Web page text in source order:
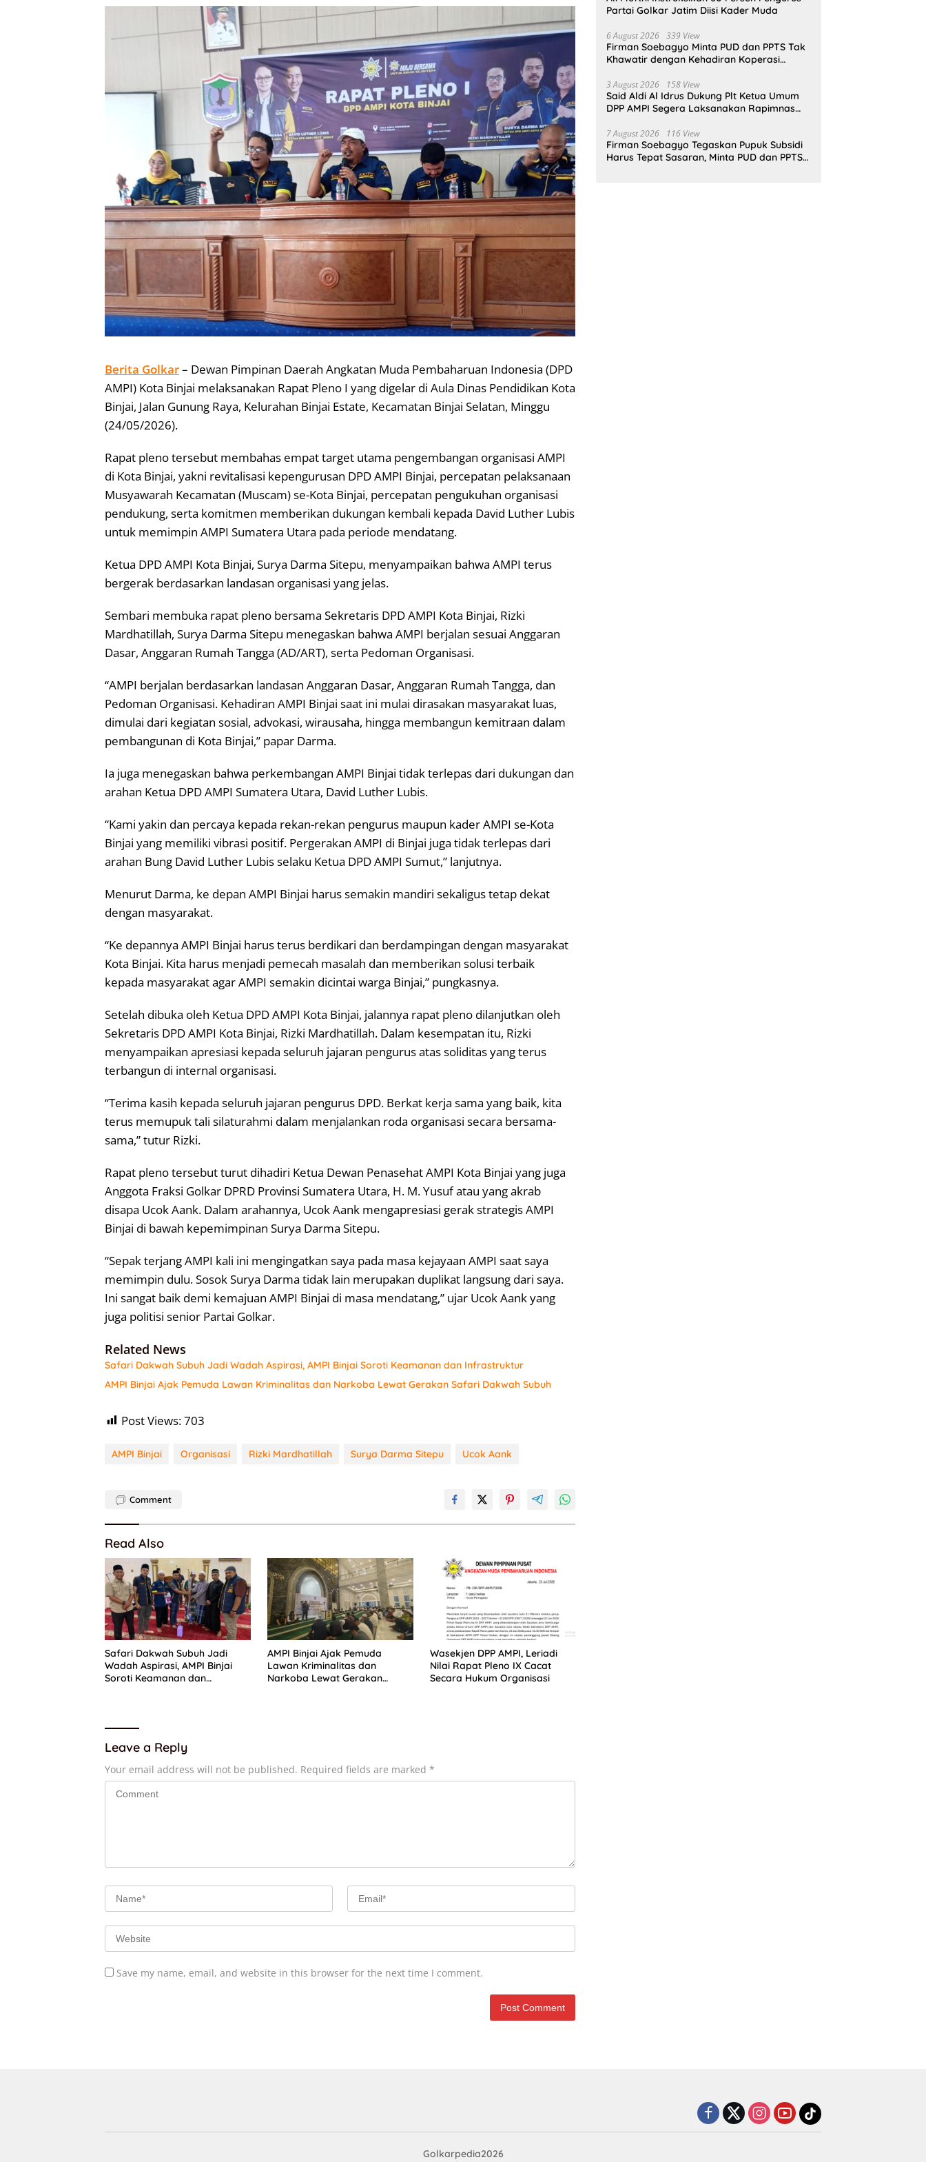
Berita Golkar– Dewan Pimpinan Daerah Angkatan Muda Pembaharuan Indonesia (DPD
AMPI) Kota Binjai melaksanakan Rapat Pleno I yang digelar di Aula Dinas Pendidikan Kota
Binjai, Jalan Gunung Raya, Kelurahan Binjai Estate, Kecamatan Binjai Selatan, Minggu
(24/05/2026).
Rapat pleno tersebut membahas empat target utama pengembangan organisasi AMPI
di Kota Binjai, yakni revitalisasi kepengurusan DPD AMPI Binjai, percepatan pelaksanaan
Musyawarah Kecamatan (Muscam) se-Kota Binjai, percepatan pengukuhan organisasi
pendukung, serta komitmen memberikan dukungan kembali kepada David Luther Lubis
untuk memimpin AMPI Sumatera Utara pada periode mendatang.
Ketua DPD AMPI Kota Binjai, Surya Darma Sitepu, menyampaikan bahwa AMPI terus
bergerak berdasarkan landasan organisasi yang jelas.
Sembari membuka rapat pleno bersama Sekretaris DPD AMPI Kota Binjai, Rizki
Mardhatillah, Surya Darma Sitepu menegaskan bahwa AMPI berjalan sesuai Anggaran
Dasar, Anggaran Rumah Tangga (AD/ART), serta Pedoman Organisasi.
“AMPI berjalan berdasarkan landasan Anggaran Dasar, Anggaran Rumah Tangga, dan
Pedoman Organisasi. Kehadiran AMPI Binjai saat ini mulai dirasakan masyarakat luas,
dimulai dari kegiatan sosial, advokasi, wirausaha, hingga membangun kemitraan dalam
pembangunan di Kota Binjai,” papar Darma.
Ia juga menegaskan bahwa perkembangan AMPI Binjai tidak terlepas dari dukungan dan
arahan Ketua DPD AMPI Sumatera Utara, David Luther Lubis.
“Kami yakin dan percaya kepada rekan-rekan pengurus maupun kader AMPI se-Kota
Binjai yang memiliki vibrasi positif. Pergerakan AMPI di Binjai juga tidak terlepas dari
arahan Bung David Luther Lubis selaku Ketua DPD AMPI Sumut,” lanjutnya.
Menurut Darma, ke depan AMPI Binjai harus semakin mandiri sekaligus tetap dekat
dengan masyarakat.
“Ke depannya AMPI Binjai harus terus berdikari dan berdampingan dengan masyarakat
Kota Binjai. Kita harus menjadi pemecah masalah dan memberikan solusi terbaik
kepada masyarakat agar AMPI semakin dicintai warga Binjai,” pungkasnya.
Setelah dibuka oleh Ketua DPD AMPI Kota Binjai, jalannya rapat pleno dilanjutkan oleh
Sekretaris DPD AMPI Kota Binjai, Rizki Mardhatillah. Dalam kesempatan itu, Rizki
menyampaikan apresiasi kepada seluruh jajaran pengurus atas soliditas yang terus
terbangun di internal organisasi.
“Terima kasih kepada seluruh jajaran pengurus DPD. Berkat kerja sama yang baik, kita
terus memupuk tali silaturahmi dalam menjalankan roda organisasi secara bersama-
sama,” tutur Rizki.
Rapat pleno tersebut turut dihadiri Ketua Dewan Penasehat AMPI Kota Binjai yang juga
Anggota Fraksi Golkar DPRD Provinsi Sumatera Utara, H. M. Yusuf atau yang akrab
disapa Ucok Aank. Dalam arahannya, Ucok Aank mengapresiasi gerak strategis AMPI
Binjai di bawah kepemimpinan Surya Darma Sitepu.
“Sepak terjang AMPI kali ini mengingatkan saya pada masa kejayaan AMPI saat saya
memimpin dulu. Sosok Surya Darma tidak lain merupakan duplikat langsung dari saya.
Ini sangat baik demi kemajuan AMPI Binjai di masa mendatang,” ujar Ucok Aank yang
juga politisi senior Partai Golkar.
Related News
Safari Dakwah Subuh Jadi Wadah Aspirasi, AMPI Binjai Soroti Keamanan dan Infrastruktur
AMPI Binjai Ajak Pemuda Lawan Kriminalitas dan Narkoba Lewat Gerakan Safari Dakwah Subuh
Post Views:703
AMPI Binjai Organisasi Rizki Mardhatillah Surya Darma Sitepu Ucok Aank
Comment
Read Also
Safari Dakwah Subuh Jadi
Wadah Aspirasi, AMPI Binjai
Soroti Keamanan dan
AMPI Binjai Ajak Pemuda
Lawan Kriminalitas dan
Narkoba Lewat Gerakan
Wasekjen DPP AMPI, Leriadi
Nilai Rapat Pleno IX Cacat
Secara Hukum Organisasi
Leave a Reply
Your email address will not be published. Required fields are marked *
Save my name, email, and website in this browser for the next time I comment.
Partai Golkar Jatim Diisi Kader Muda
6 August 2026 339 View
Firman Soebagyo Minta PUD dan PPTS Tak
Khawatir dengan Kehadiran Koperasi
3 August 2026 158 View
Said Aldi Al Idrus Dukung Plt Ketua Umum
DPP AMPI Segera Laksanakan Rapimnas
7 August 2026 116 View
Firman Soebagyo Tegaskan Pupuk Subsidi
Harus Tepat Sasaran, Minta PUD dan PPTS
Golkarpedia2026